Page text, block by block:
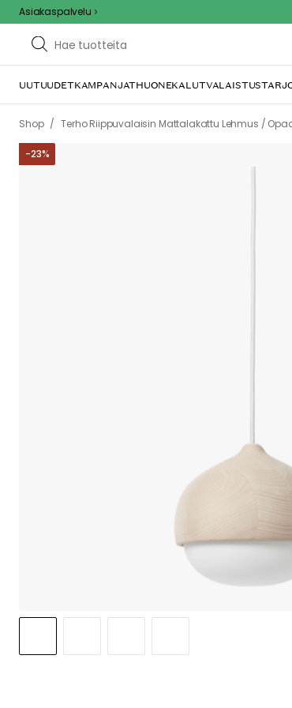
Asiakaspalvelu
UUTUUDETKAMPANJATHUONEKALUTVALAISTUS
Shop / Terho Riippuvalaisin Mattalakattu Lehmus /
-23%